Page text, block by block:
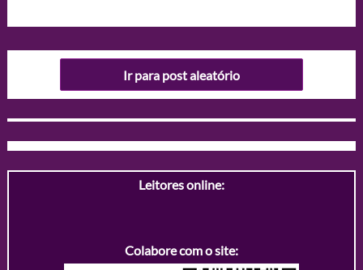
Ir para post aleatório
Leitores online:
Colabore com o site: